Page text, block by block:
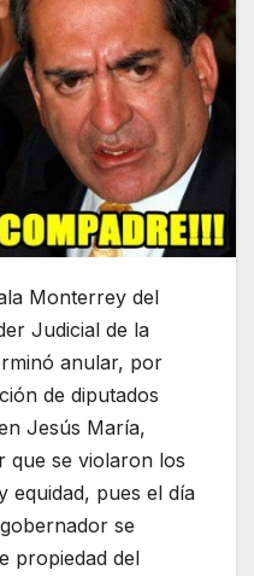
Monterrey del
Judicial de la
anular, por
de diputados
Jesús María,
que se violaron los
equidad, pues el día
se
propiedad del